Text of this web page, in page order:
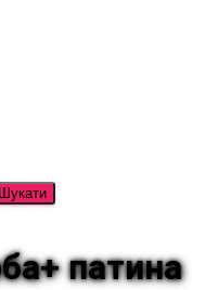
патина